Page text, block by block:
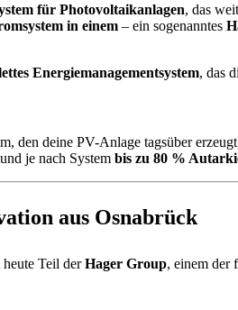
für Photovoltaikanlagen, das
in einem – ein sogenanntes
Energiemanagementsystem, das
den deine PV-Anlage tagsüber
je nach System bis zu 80 %
aus Osnabrück
Teil derHager Group, einem der